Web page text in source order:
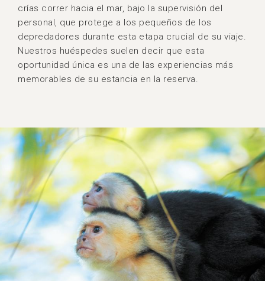
crías correr hacia el mar, bajo la supervisión del
personal, que protege a los pequeños de los
depredadores durante esta etapa crucial de su viaje.
Nuestros huéspedes suelen decir que esta
oportunidad única es una de las experiencias más
memorables de su estancia en la reserva.